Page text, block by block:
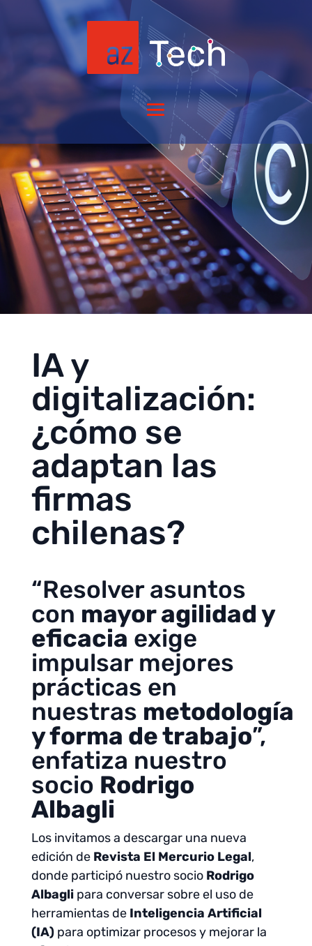
IA y
digitalización:
¿cómo se
adaptan las
firmas
chilenas?
“Resolver asuntos
con mayor agilidad y
eficacia exige
impulsar mejores
prácticas en
nuestras metodología
y forma de trabajo”,
enfatiza nuestro
socio Rodrigo
Albagli
Los invitamos a descargar una nueva
edición de Revista El Mercurio Legal,
donde participó nuestro socio Rodrigo
Albaglipara conversar sobre el uso de
herramientas de Inteligencia Artificial
(IA)para optimizar procesos y mejorar la